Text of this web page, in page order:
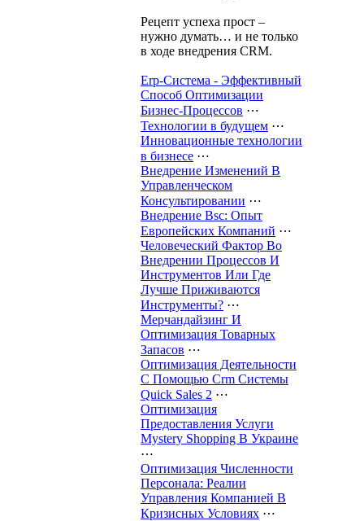
Рецепт успеха прост –
нужно думать… и не только
в ходе внедрения CRM.
Erp-Система - Эффективный
Способ Оптимизации
Бизнес-Процессов ⋯
Технологии в будущем ⋯
Инновационные технологии
в бизнесе ⋯
Внедрение Изменений В
Управленческом
Консультировании ⋯
Внедрение Bsc: Опыт
Европейских Компаний ⋯
Человеческий Фактор Во
Внедрении Процессов И
Инструментов Или Где
Лучше Приживаются
Инструменты? ⋯
Мерчандайзинг И
Оптимизация Товарных
Запасов ⋯
Оптимизация Деятельности
С Помощью Crm Системы
Quick Sales 2 ⋯
Оптимизация
Предоставления Услуги
Mystery Shopping В Украине
⋯
Оптимизация Численности
Персонала: Реалии
Управления Компанией В
Кризисных Условиях ⋯